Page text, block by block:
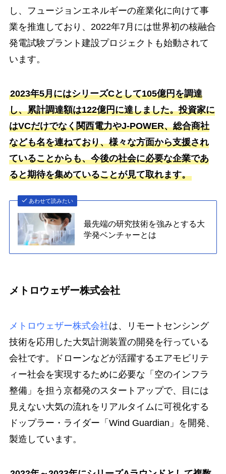
し、フュージョンエネルギーの産業化に向けて事
業を推進しており、2022年7月には世界初の核融合
発電試験プラント建設プロジェクトも始動されて
います。
2023年5月にはシリーズCとして105億円を調達
し、累計調達額は122億円に達しました。投資家に
はVCだけでなく関西電力やJ-POWER、総合商社
なども名を連ねており、様々な方面から支援され
ていることからも、今後の社会に必要な企業であ
ると期待を集めていることが見て取れます。
あわせて読みたい
最先端の研究技術を強みとする大
学発ベンチャーとは
メトロウェザー株式会社
メトロウェザー株式会社は、リモートセンシング
技術を応用した大気計測装置の開発を行っている
会社です。ドローンなどが活躍するエアモビリテ
ィー社会を実現するために必要な「空のインフラ
整備」を担う京都発のスタートアップで、目には
見えない大気の流れをリアルタイムに可視化する
ドップラー・ライダー「Wind Guardian」を開発、
製造しています。